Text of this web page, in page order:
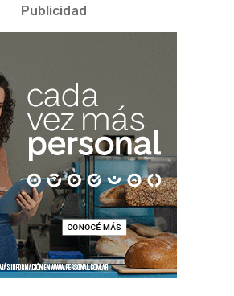
Publicidad